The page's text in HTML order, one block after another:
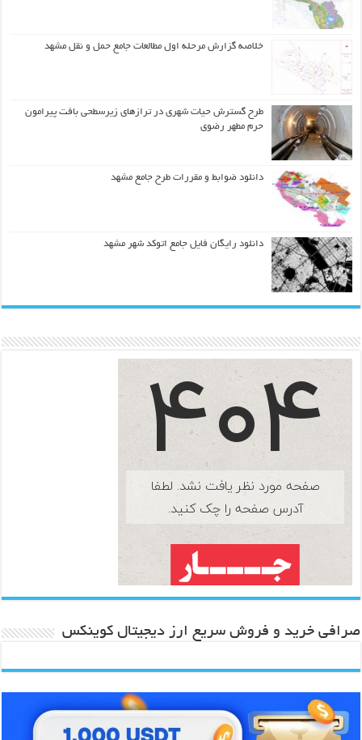
خلاصه گزارش مرحله اول مطالعات جامع حمل و نقل مشهد
طرح گسترش حیات شهري در ترازهاي زیرسطحی بافت پیرامون
حرم مطهر رضوي
دانلود ضوابط و مقررات طرح جامع مشهد
دانلود رایگان فایل جامع اتوکد شهر مشهد
صرافی خرید و فروش سریع ارز دیجیتال کوینکس